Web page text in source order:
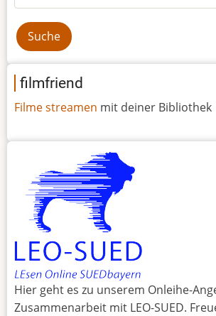
filmfriend
Filme streamen mit deiner Bibliothek
Hier geht es zu unserem Onleihe-
Zusammenarbeit mit LEO-SUED.